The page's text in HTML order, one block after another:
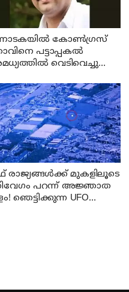
കോണ്‍ഗ്രസ്
പട്ടാപ്പകല്‍
വെടിവെച്ചു
രാജ്യങ്ങൾക്ക് മുകളിലൂടെ
പറന്ന് അജ്ഞാത
ഞെട്ടിക്കുന്ന UFO